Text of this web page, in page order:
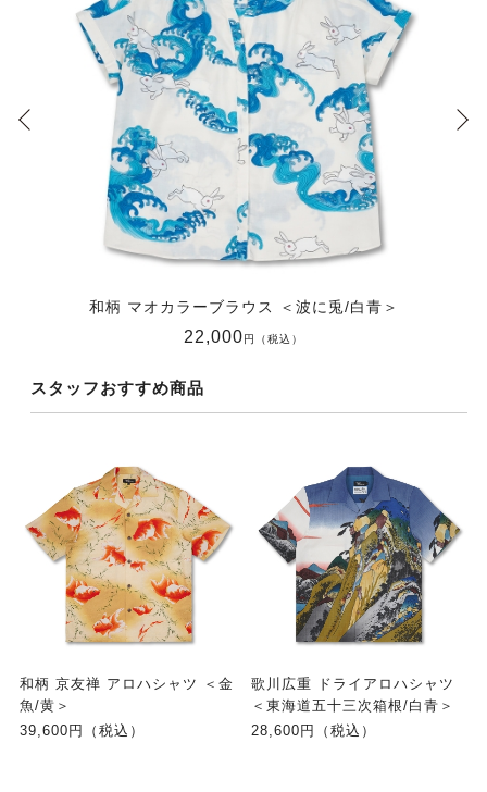
和柄 マオカラーブラウス ＜波に兎/白青＞
22,000円（税込）
スタッフおすすめ商品
和柄 京友禅 アロハシャツ ＜金
魚/黄＞
39,600円（税込）
歌川広重 ドライアロハシャツ
＜東海道五十三次箱根/白青＞
28,600円（税込）